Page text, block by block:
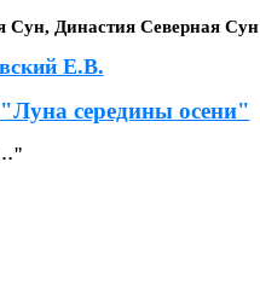
Сун, Династия Северная Сун
Е.В.
"Луна середины осени"